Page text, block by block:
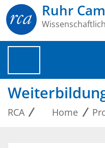
Ruhr
RCA Home